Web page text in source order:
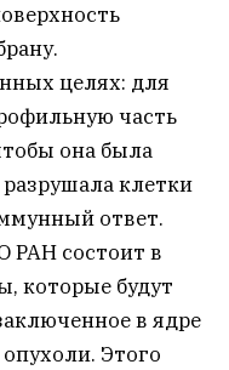
целях: для
часть
она была
клетки
ответ.
РАН состоит в
которые будут
в ядре
Этого